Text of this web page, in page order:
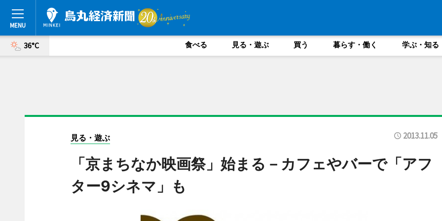
36°C 食べる 見る・遊ぶ 買う 暮らす・働く 学ぶ・知る
見る・遊ぶ 2013.11.05
「京まちなか映画祭」始まる－カフェやバーで「アフ
ター9シネマ」も